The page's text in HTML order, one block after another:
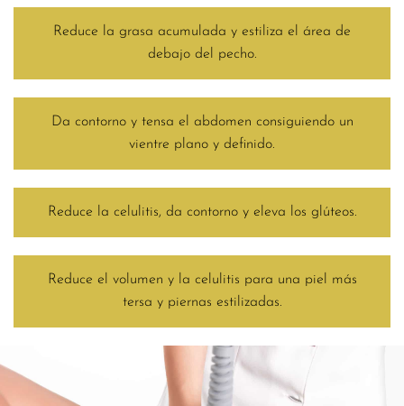
Reduce la grasa acumulada y estiliza el área de
debajo del pecho.
Da contorno y tensa el abdomen consiguiendo un
vientre plano y definido.
Reduce la celulitis, da contorno y eleva los glúteos.
Reduce el volumen y la celulitis para una piel más
tersa y piernas estilizadas.